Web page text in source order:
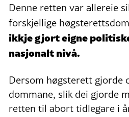
Denne retten var allereie
forskjellige
ikkje gjort eigne
nasjonalt nivå.
Dersom høgsterett gjorde
dommane, slik dei gjorde
retten til abort tidlegare i